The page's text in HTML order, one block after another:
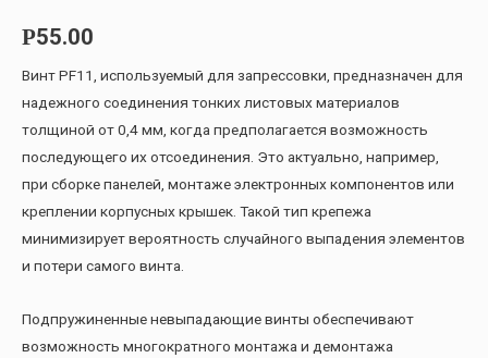
Р55.00
Винт PF11, используемый для запрессовки, предназначен для
надежного соединения тонких листовых материалов
толщиной от 0,4 мм, когда предполагается возможность
последующего их отсоединения. Это актуально, например,
при сборке панелей, монтаже электронных компонентов или
креплении корпусных крышек. Такой тип крепежа
минимизирует вероятность случайного выпадения элементов
и потери самого винта.
Подпружиненные невыпадающие винты обеспечивают
возможность многократного монтажа и демонтажа